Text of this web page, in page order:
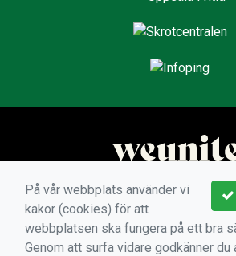
På vår webbplats använder vi
kakor (cookies) för att
webbplatsen ska fungera på ett bra
Genom att surfa vidare godkänner du